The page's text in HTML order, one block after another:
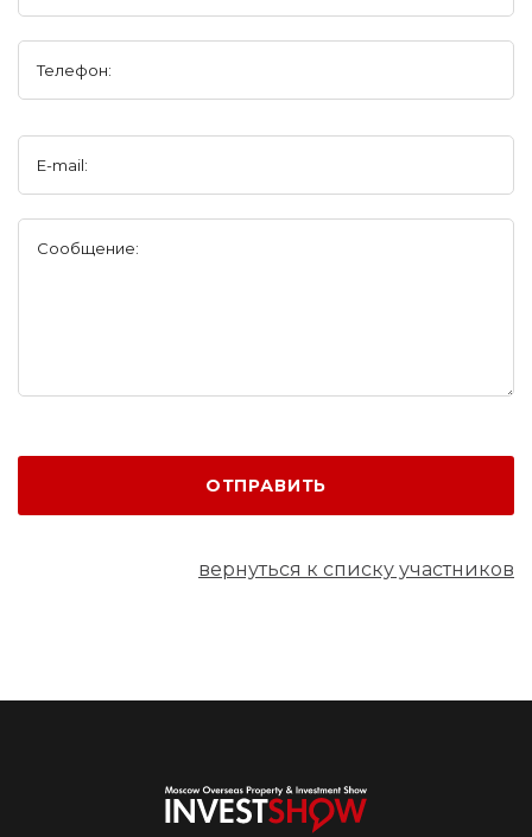
Телефон:
E-mail:
Сообщение:
ОТПРАВИТЬ
вернуться к списку участников